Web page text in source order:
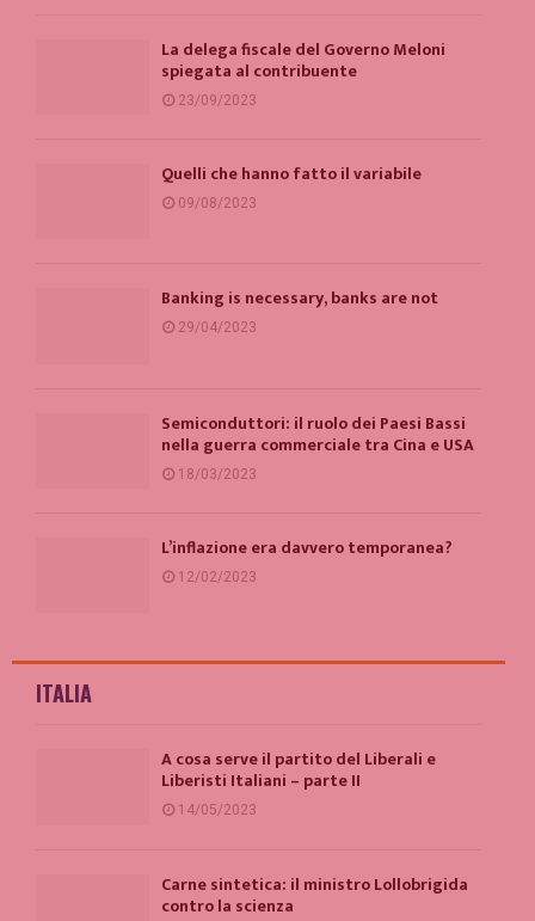
La delega fiscale del Governo Meloni
spiegata al contribuente
23/09/2023
Quelli che hanno fatto il variabile
09/08/2023
Banking is necessary, banks are not
29/04/2023
Semiconduttori: il ruolo dei Paesi Bassi
nella guerra commerciale tra Cina e USA
18/03/2023
L’inflazione era davvero temporanea?
12/02/2023
ITALIA
A cosa serve il partito del Liberali e
Liberisti Italiani – parte II
14/05/2023
Carne sintetica: il ministro Lollobrigida
contro la scienza